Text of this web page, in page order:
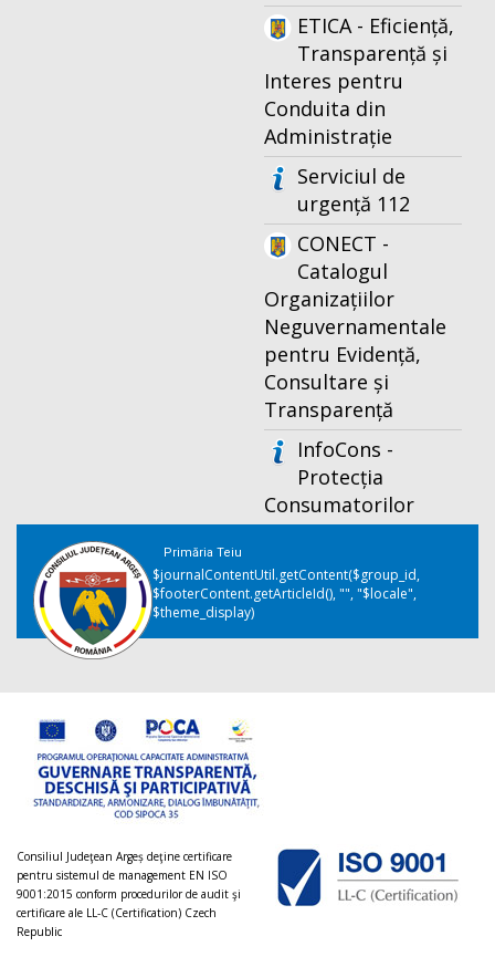
ETICA - Eficiență,
Transparență și
Interes pentru
Conduita din
Administrație
Serviciul de
urgență 112
CONECT -
Catalogul
Organizațiilor
Neguvernamentale
pentru Evidență,
Consultare și
Transparență
InfoCons -
Protecția
Consumatorilor
Primăria Teiu
$journalContentUtil.getContent($group_id,
$footerContent.getArticleId(), "", "$locale",
$theme_display)
Consiliul Judeţean Argeș deţine certificare
pentru sistemul de management EN ISO
9001:2015 conform procedurilor de audit şi
certificare ale LL-C (Certification) Czech
Republic